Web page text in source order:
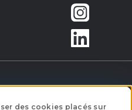
des cookies placés sur